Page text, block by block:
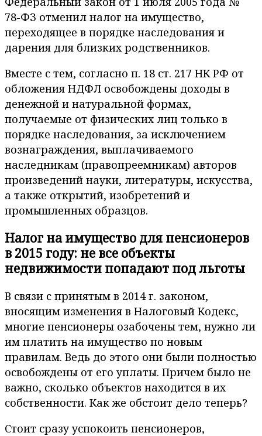
78-ФЗ отменил налог на имущество,
переходящее в порядке наследования и
дарения для близких родственников.
Вместе с тем, согласно п. 18 ст. 217 НК РФ от
обложения НДФЛ освобождены доходы в
денежной и натуральной формах,
получаемые от физических лиц только в
порядке наследования, за исключением
вознаграждения, выплачиваемого
наследникам (правопреемникам) авторов
произведений науки, литературы, искусства,
а также открытий, изобретений и
промышленных образцов.
Налог на имущество для пенсионеров
в 2015 году: не все объекты
недвижимости попадают под льготы
В связи с принятым в 2014 г. законом,
вносящим изменения в Налоговый Кодекс,
многие пенсионеры озабочены тем, нужно ли
им платить на имущество по новым
правилам. Ведь до этого они были полностью
освобождены от его уплаты. Причем было не
важно, сколько объектов находится в их
собственности. Как же обстоит дело теперь?
Стоит сразу успокоить пенсионеров,